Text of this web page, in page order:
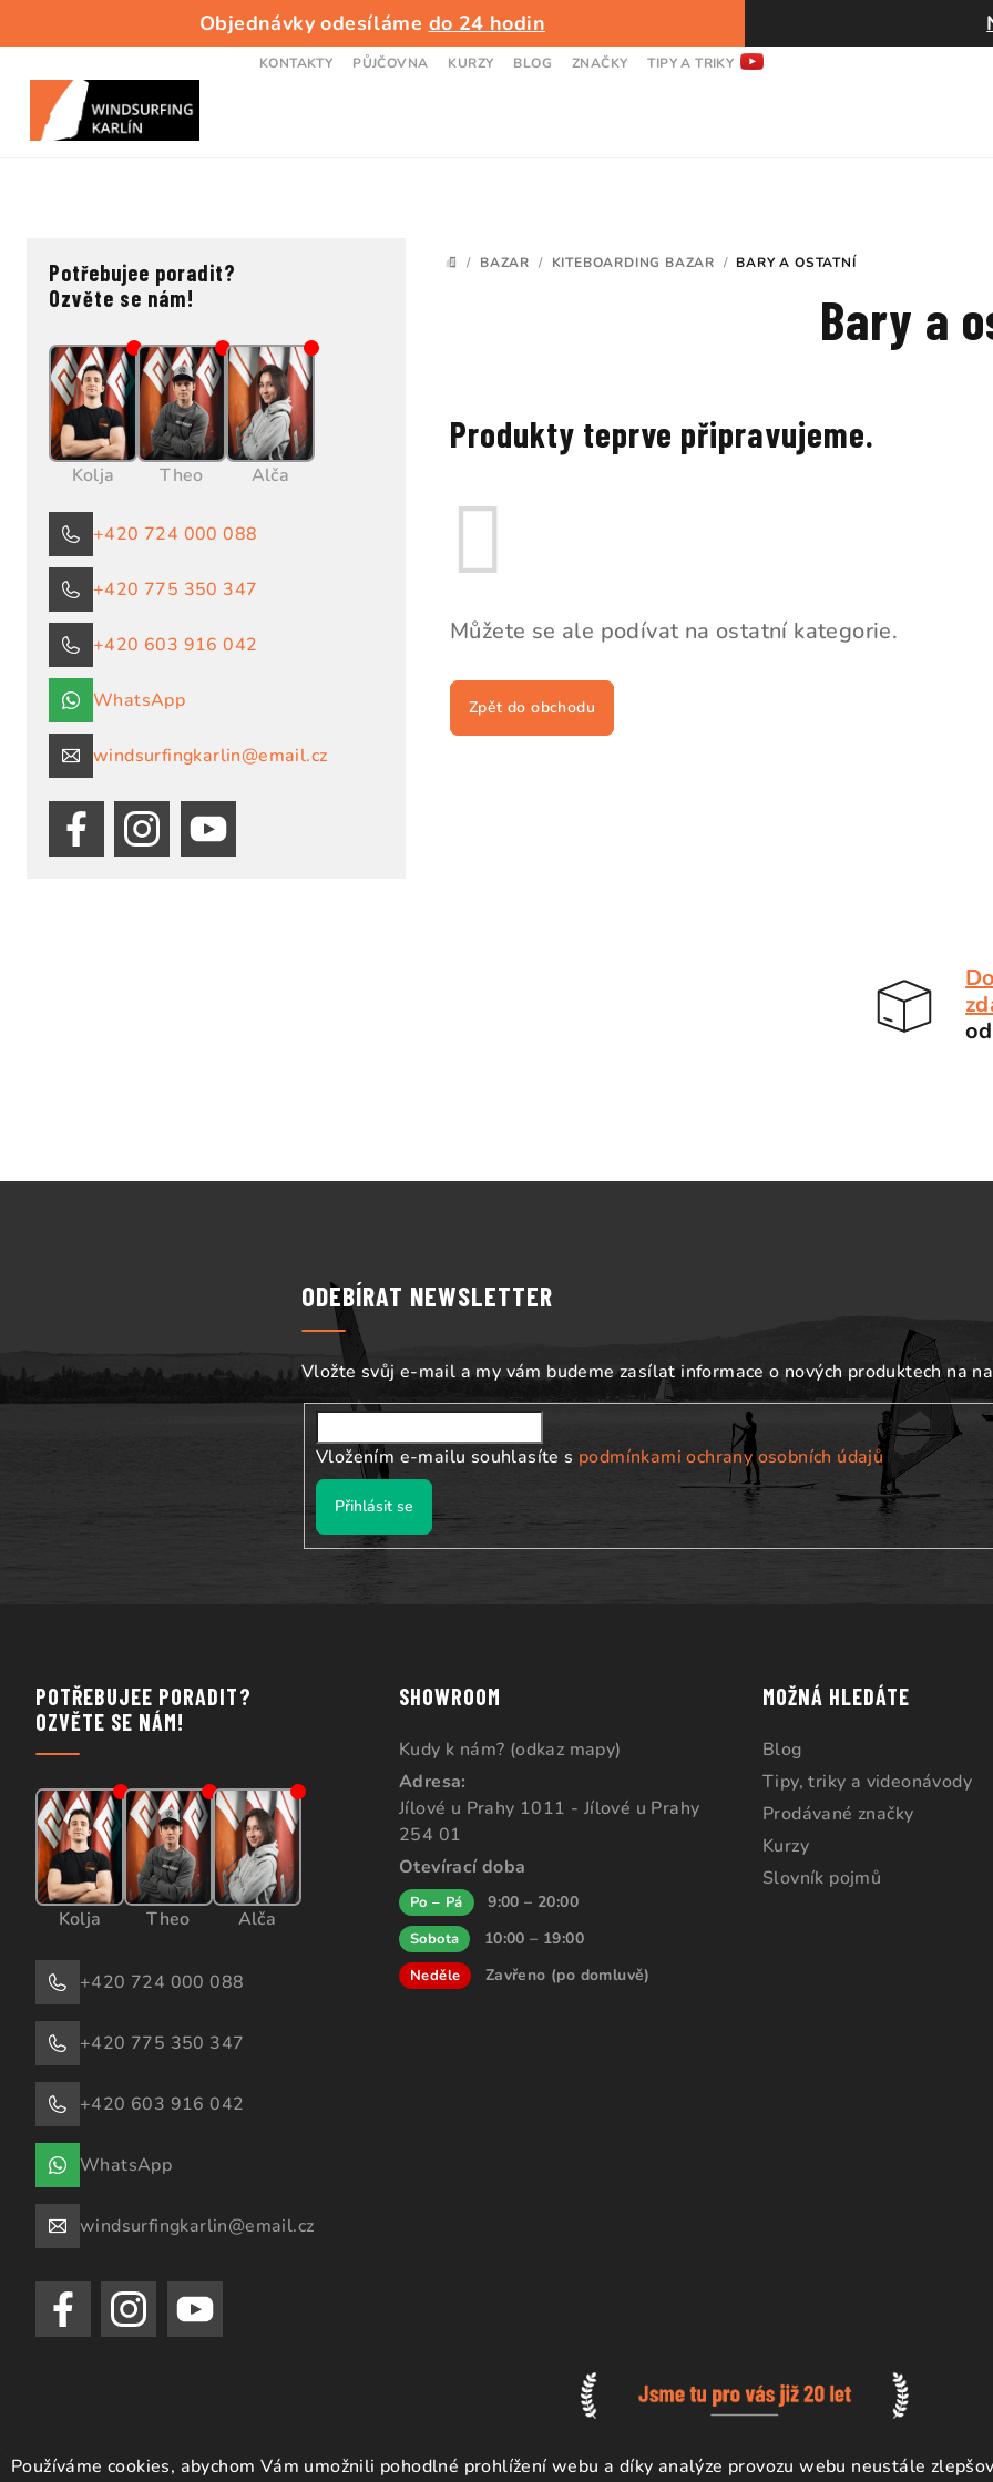
Používáme cookies, abychom Vám umožnili pohodlné prohlížení webu a díky analýze provozu webu neustále
Objednávky odesíláme do 24 hodin
KONTAKTY PŮJČOVNA KURZY BLOG ZNAČKY TIPY A TRIKY
DOMŮ
/ BAZAR / KITEBOARDING BAZAR / BARY A OSTATNÍ
Potřebujee poradit?
Ozvěte se nám!
Kolja Theo Alča
+420 724 000 088
+420 775 350 347
+420 603 916 042
WhatsApp
windsurfingkarlin@email.cz
Bary a
Produkty teprve připravujeme.
Můžete se ale podívat na ostatní kategorie.
Zpět do obchodu
t
í
ODEBÍRAT NEWSLETTER
Vložte svůj e-mail a my vám budeme zasílat informace o nových produktech na
Vložením e-mailu souhlasíte s podmínkami ochrany osobních údajů
Přihlásit se
POTŘEBUJEE PORADIT?
OZVĚTE SE NÁM!
Kolja Theo Alča
+420 724 000 088
+420 775 350 347
+420 603 916 042
WhatsApp
windsurfingkarlin@email.cz
SHOWROOM
Kudy k nám? (odkaz mapy)
Adresa:
Jílové u Prahy 1011 - Jílové u Prahy
254 01
Otevírací doba
Po – Pá 9:00 – 20:00
Sobota 10:00 – 19:00
Neděle Zavřeno (po domluvě)
MOŽNÁ HLEDÁTE
Blog
Tipy, triky a videonávody
Prodávané značky
Kurzy
Slovník pojmů